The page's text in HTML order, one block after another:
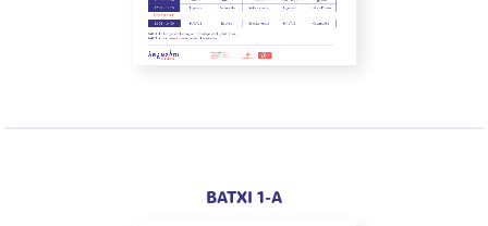
BATXI 1-A